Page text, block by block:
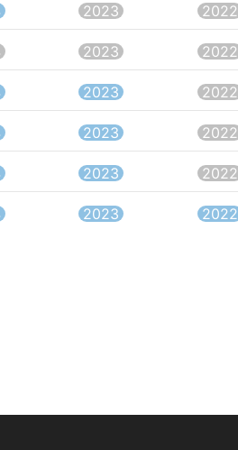
2023 2022
2023 2022
2023 2022
2023 2022
2023 2022
2023 2022